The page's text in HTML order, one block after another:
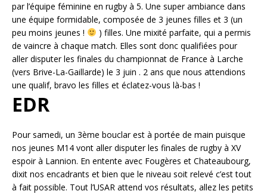
par l’équipe féminine en rugby à 5. Une super ambiance dans
une équipe formidable, composée de 3 jeunes filles et 3 (un
peu moins jeunes !
) filles. Une mixité parfaite, qui a permis
de vaincre à chaque match. Elles sont donc qualifiées pour
aller disputer les finales du championnat de France à Larche
(vers Brive-La-Gaillarde) le 3 juin . 2 ans que nous attendions
une qualif, bravo les filles et éclatez-vous là-bas !
EDR
Pour samedi, un 3ème bouclar est à portée de main puisque
nos jeunes M14 vont aller disputer les finales de rugby à XV
espoir à Lannion. En entente avec Fougères et Chateaubourg,
dixit nos encadrants et bien que le niveau soit relevé c’est tout
à fait possible. Tout l’USAR attend vos résultats, allez les petits